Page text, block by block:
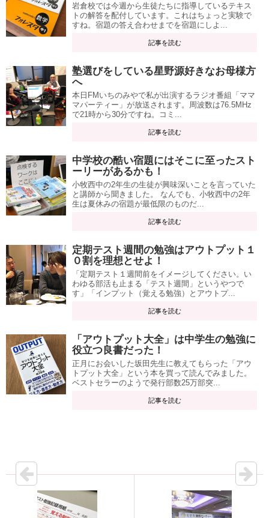
岩倉校では今週から生徒たちに指導しているテキス
トの解答を配付しています。これはちょっと実験で
すね。宿題の答え合わせまでを宿題にしよ...
記事を読む
塾選びをしている星野源好きなお母様方
へ
本日FMいちのみやで私が出演するラジオ番組「ママ
マパーティー」が放送されます。周波数は76.5MHz
で21時から30分ですね。コミ...
記事を読む
中学校の酷い宿題にはそこに至ったスト
ーリーがあるかも！
小牧西中の2年生の生徒が興味深いことを言っていた
と講師から聞きました。 なんでも、小牧西中の2年
生は夏休みの宿題が最低限のものだ...
記事を読む
定期テスト週間の勉強はアウトプット１
０割を理想とせよ！
「定期テスト１週間前をイメージしてください。い
わゆる部活も止まる「テスト週間」というやつで
す」「インプット（覚える勉強）とアウトプ...
記事を読む
「アウトプット大全」は中学生の勉強に
役立つ良書だった！
正月にお会いした坂田先生に教えてもらった「アウ
トプット大全」という本を買って読んでみました。
ベストセラーのようで発行部数25万部突...
記事を読む